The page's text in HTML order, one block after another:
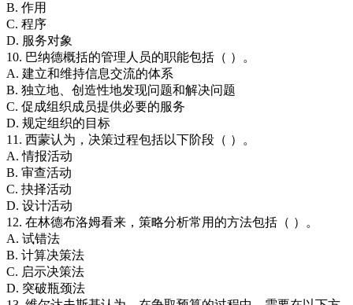
B. 作用
C. 程序
D. 服务对象
10. 巴纳德概括的管理人员的职能包括（ ）。
A. 建立和维持信息交流的体系
B. 独立地、创造性地发现问题和解决问题
C. 促成组织成员提供必要的服务
D. 规定组织的目标
11. 西蒙认为，决策过程包括以下阶段（ ）。
A. 情报活动
B. 审查活动
C. 抉择活动
D. 设计活动
12. 在林德布洛姆看来，策略分析常用的方法包括（ ）。
A. 试错法
B. 计算决策法
C. 启示决策法
D. 突破瓶颈法